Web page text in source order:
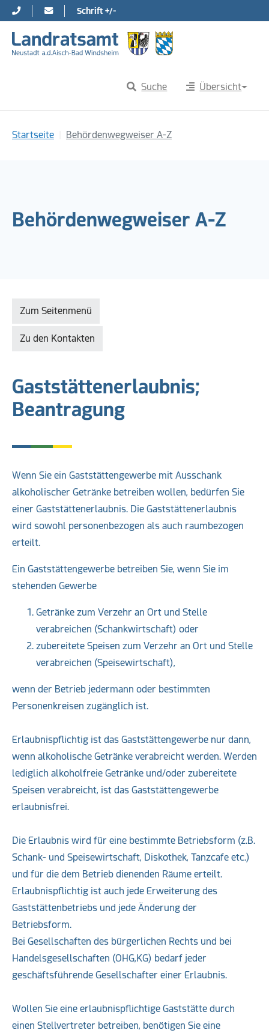
Direkt zur Hauptnavigation springen
Direkt zum Inhalt springen
Schrift +/-
Suche Übersicht
Startseite Behördenwegweiser A-Z
Behördenwegweiser A-Z
Zum Seitenmenü
Zu den Kontakten
Gaststättenerlaubnis;
Beantragung
Wenn Sie ein Gaststättengewerbe mit Ausschank
alkoholischer Getränke betreiben wollen, bedürfen Sie
einer Gaststättenerlaubnis. Die Gaststättenerlaubnis
wird sowohl personenbezogen als auch raumbezogen
erteilt.
Ein Gaststättengewerbe betreiben Sie, wenn Sie im
stehenden Gewerbe
Getränke zum Verzehr an Ort und Stelle
verabreichen (Schankwirtschaft) oder
zubereitete Speisen zum Verzehr an Ort und Stelle
verabreichen (Speisewirtschaft),
wenn der Betrieb jedermann oder bestimmten
Personenkreisen zugänglich ist.
Erlaubnispflichtig ist das Gaststättengewerbe nur dann,
wenn alkoholische Getränke verabreicht werden. Werden
lediglich alkoholfreie Getränke und/oder zubereitete
Speisen verabreicht, ist das Gaststättengewerbe
erlaubnisfrei.
Die Erlaubnis wird für eine bestimmte Betriebsform (z.B.
Schank- und Speisewirtschaft, Diskothek, Tanzcafe etc.)
und für die dem Betrieb dienenden Räume erteilt.
Erlaubnispflichtig ist auch jede Erweiterung des
Gaststättenbetriebs und jede Änderung der
Betriebsform.
Bei Gesellschaften des bürgerlichen Rechts und bei
Handelsgesellschaften (OHG,KG) bedarf jeder
geschäftsführende Gesellschafter einer Erlaubnis.
Wollen Sie eine erlaubnispflichtige Gaststätte durch
einen Stellvertreter betreiben, benötigen Sie eine